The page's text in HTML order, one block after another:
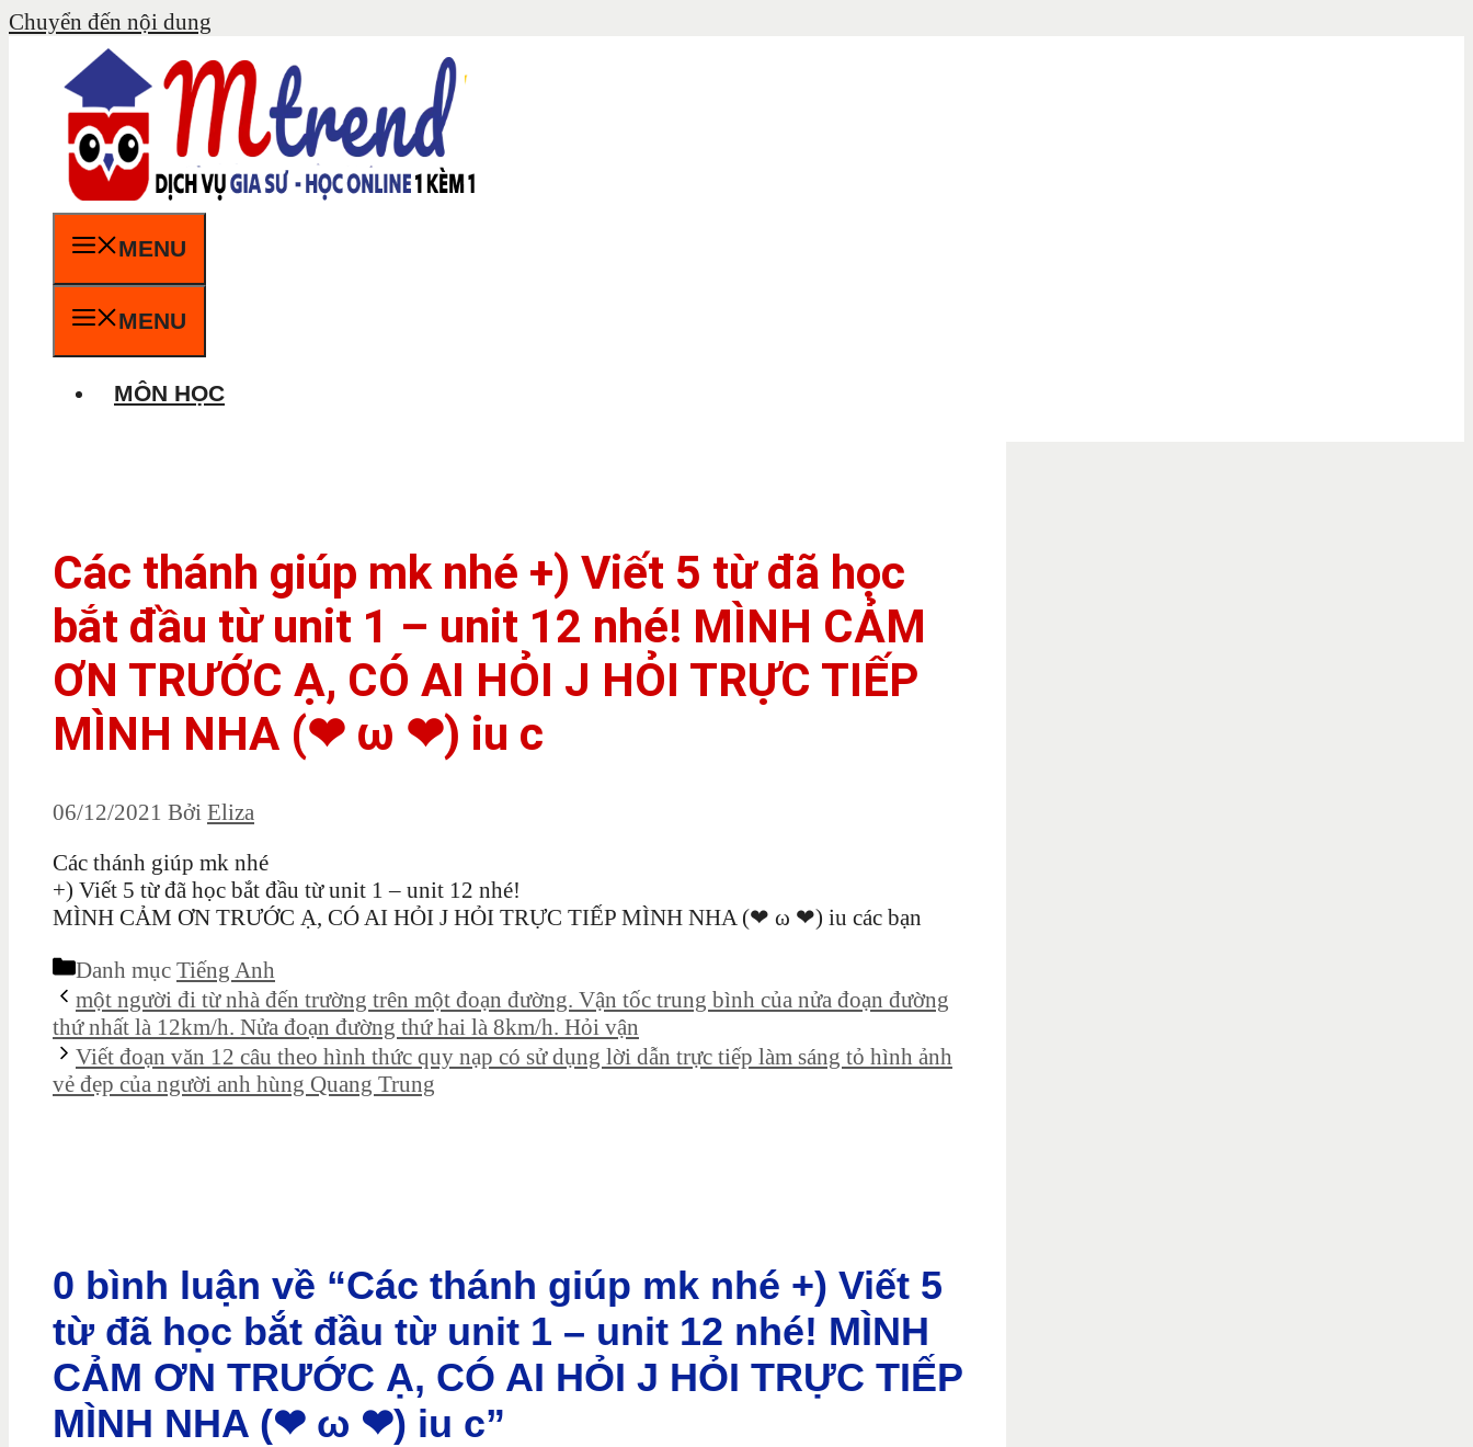
Chuyển đến nội dung
MENU
MENU
MÔN HỌC
Các thánh giúp mk nhé +) Viết 5 từ đã học
bắt đầu từ unit 1 – unit 12 nhé! MÌNH CẢM
ƠN TRƯỚC Ạ, CÓ AI HỎI J HỎI TRỰC TIẾP
MÌNH NHA (❤ ω ❤) iu c
06/12/2021 Bởi Eliza
Các thánh giúp mk nhé
+) Viết 5 từ đã học bắt đầu từ unit 1 – unit 12 nhé!
MÌNH CẢM ƠN TRƯỚC Ạ, CÓ AI HỎI J HỎI TRỰC TIẾP MÌNH NHA (❤ ω ❤) iu các bạn
Danh mục Tiếng Anh
một người đi từ nhà đến trường trên một đoạn đường. Vận tốc trung bình của nửa đoạn đường
thứ nhất là 12km/h. Nửa đoạn đường thứ hai là 8km/h. Hỏi vận
Viết đoạn văn 12 câu theo hình thức quy nạp có sử dụng lời dẫn trực tiếp làm sáng tỏ hình ảnh
vẻ đẹp của người anh hùng Quang Trung
0 bình luận về “Các thánh giúp mk nhé +) Viết 5
từ đã học bắt đầu từ unit 1 – unit 12 nhé! MÌNH
CẢM ƠN TRƯỚC Ạ, CÓ AI HỎI J HỎI TRỰC TIẾP
MÌNH NHA (❤ ω ❤) iu c”